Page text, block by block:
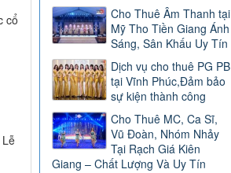
cổ
Cho Thuê Âm Thanh tại
Mỹ Tho Tiền Giang Ánh
Sáng, Sân Khấu Uy Tín
Dịch vụ cho thuê PG PB
tại Vĩnh Phúc,Đảm bảo
sự kiện thành công
Cho Thuê MC, Ca Sĩ,
Vũ Đoàn, Nhóm Nhảy
Tại Rạch Giá Kiên
Giang – Chất Lượng Và Uy Tín